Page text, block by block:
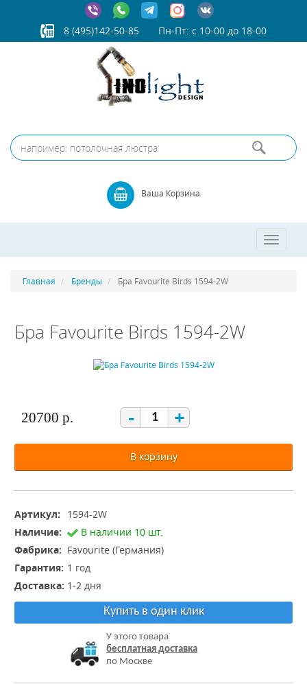
8 (495)142-50-85 Пн-Пт: с 10-00 до 18-00
Ваша Корзина
Toggle
Главная Бренды Бра Favourite Birds 1594-2W
Бра Favourite Birds 1594-2W
20700 р. - +
В корзину
Артикул:
1594-2W
Наличие:
В наличии 10 шт.
Фабрика: Favourite (Германия)
Гарантия: 1 год
Доставка: 1-2 дня
Купить в один клик
У этого товара
бесплатная доставка
по Москве